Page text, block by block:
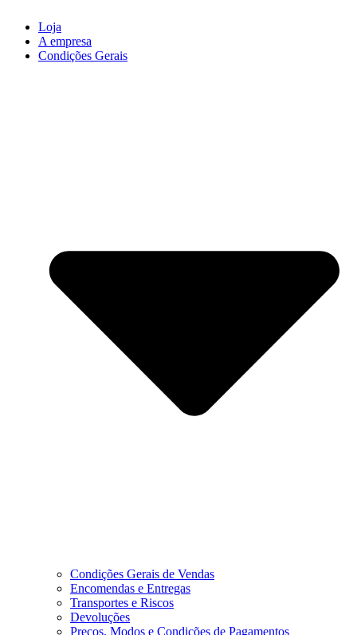
Loja
A empresa
Condições Gerais
Condições Gerais de Vendas
Encomendas e Entregas
Transportes e Riscos
Devoluções
Preços, Modos e Condições de Pagamentos